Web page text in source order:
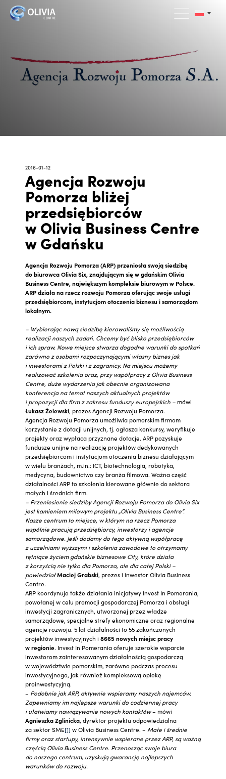
2016-01-12
Agencja Rozwoju
Pomorza bliżej
przedsiębiorców
w Olivia Business Centre
w Gdańsku
Agencja Rozwoju Pomorza (ARP)przeniosła swoją siedzibę
do biurowca Olivia Six, znajdującym się w gdańskim Olivia
Business Centre, największym kompleksie biurowym w Polsce.
ARPdziała na rzecz rozwoju Pomorza oferując swoje usługi
przedsiębiorcom, instytucjom otoczenia biznesu i samorządom
lokalnym.
– Wybierając nową siedzibę kierowaliśmy się możliwością
realizacji naszych zadań. Chcemy być blisko przedsiębiorców
i ich spraw. Nowe miejsce stwarza dogodne warunki do spotkań
zarówno z osobami rozpoczynającymi własny biznes jak
i inwestorami z Polski i z zagranicy. Na miejscu możemy
realizować szkolenia oraz, przy współpracy z Olivia Business
Centre, duże wydarzenia jak obecnie organizowana
konferencja na temat naszych aktualnych projektów
i propozycji dla firm z zakresu funduszy europejskich –mówi
Łukasz Żelewski, prezes Agencji Rozwoju Pomorza.
Agencja Rozwoju Pomorza umożliwia pomorskim firmom
korzystanie z dotacji unijnych, tj. ogłasza konkursy, weryfikuje
projekty oraz wypłaca przyznane dotacje. ARP pozyskuje
fundusze unijne na realizację projektów dedykowanych
przedsiębiorcom i instytucjom otoczenia biznesu działającym
w wielu branżach, m.in.: ICT, biotechnologia, robotyka,
medycyna, budownictwo czy branża filmowa. Ważna część
działalności ARP to szkolenia kierowane głównie do sektora
małych i średnich firm.
– Przeniesienie siedziby Agencji Rozwoju Pomorza do Olivia Six
jest kamieniem milowym projektu „Olivia Business Centre”.
Nasze centrum to miejsce, w którym na rzecz Pomorza
wspólnie pracują przedsiębiorcy, inwestorzy i agencje
samorządowe. Jeśli dodamy do tego aktywną współpracę
z uczelniami wyższymi i szkolenia zawodowe to otrzymamy
tętniące życiem gdańskie biznesowe City, które działa
z korzyścią nie tylko dla Pomorza, ale dla całej Polski –
powiedziałMaciej Grabski, prezes i inwestor Olivia Business
Centre.
ARP koordynuje także działania inicjatywy Invest In Pomerania,
powołanej w celu promocji gospodarczej Pomorza i obsługi
inwestycji zagranicznych, utworzonej przez władze
samorządowe, specjalne strefy ekonomiczne oraz regionalne
agencje rozwoju. 5 lat działalności to 55 zakończonych
projektów inwestycyjnych i 8665 nowych miejsc pracy
w regionie. Invest In Pomerania oferuje szerokie wsparcie
inwestorom zainteresowanym działalnością gospodarczą
w województwie pomorskim, zarówno podczas procesu
inwestycyjnego, jak również kompleksową opiekę
proinwestycyjną.
– Podobnie jak ARP, aktywnie wspieramy naszych najemców.
Zapewniamy im najlepsze warunki do codziennej pracy
i ułatwiamy nawiązywanie nowych kontaktów– mówi
Agnieszka Zglinicka, dyrektor projektu odpowiedzialna
za sektor SME[1] w Olivia Business Centre. – Małe i średnie
firmy oraz startupy, intensywnie wspierane przez ARP, są ważną
częścią Olivia Business Centre. Przenosząc swoje biura
do naszego centrum, uzyskują gwarancję najlepszych
warunków do rozwoju.